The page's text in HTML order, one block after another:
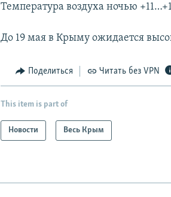
Температура воздуха ночью
До 19 мая в Крыму ожидается
Поделиться Читать без VPN
This item is part of
Новости Весь Крым